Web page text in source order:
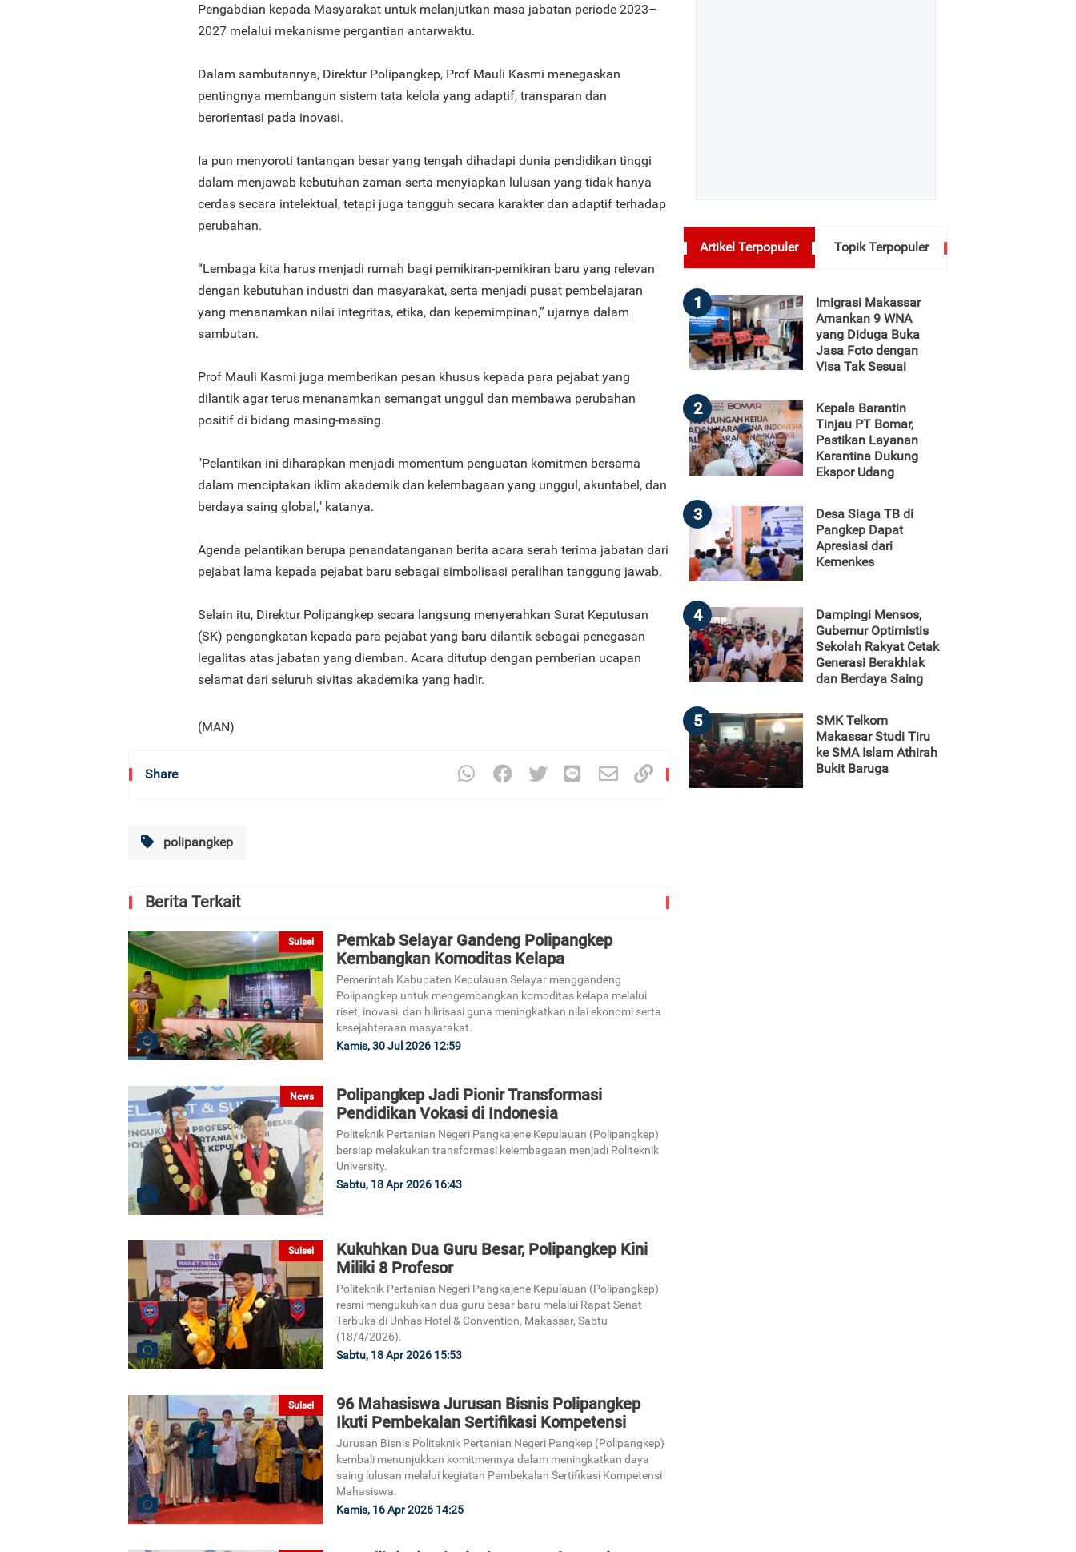
Pengabdian kepada Masyarakat untuk melanjutkan masa jabatan periode 2023–
2027 melalui mekanisme pergantian antarwaktu.
Dalam sambutannya, Direktur Polipangkep, Prof Mauli Kasmi menegaskan
pentingnya membangun sistem tata kelola yang adaptif, transparan dan
berorientasi pada inovasi.
Ia pun menyoroti tantangan besar yang tengah dihadapi dunia pendidikan tinggi
dalam menjawab kebutuhan zaman serta menyiapkan lulusan yang tidak hanya
cerdas secara intelektual, tetapi juga tangguh secara karakter dan adaptif terhadap
perubahan.
“Lembaga kita harus menjadi rumah bagi pemikiran-pemikiran baru yang relevan
dengan kebutuhan industri dan masyarakat, serta menjadi pusat pembelajaran
yang menanamkan nilai integritas, etika, dan kepemimpinan,” ujarnya dalam
sambutan.
Prof Mauli Kasmi juga memberikan pesan khusus kepada para pejabat yang
dilantik agar terus menanamkan semangat unggul dan membawa perubahan
positif di bidang masing-masing.
"Pelantikan ini diharapkan menjadi momentum penguatan komitmen bersama
dalam menciptakan iklim akademik dan kelembagaan yang unggul, akuntabel, dan
berdaya saing global," katanya.
Agenda pelantikan berupa penandatanganan berita acara serah terima jabatan dari
pejabat lama kepada pejabat baru sebagai simbolisasi peralihan tanggung jawab.
Selain itu, Direktur Polipangkep secara langsung menyerahkan Surat Keputusan
(SK) pengangkatan kepada para pejabat yang baru dilantik sebagai penegasan
legalitas atas jabatan yang diemban. Acara ditutup dengan pemberian ucapan
selamat dari seluruh sivitas akademika yang hadir.
(MAN)
Share
polipangkep
Berita Terkait
Sulsel
Pemkab Selayar Gandeng Polipangkep
Kembangkan Komoditas Kelapa
Pemerintah Kabupaten Kepulauan Selayar menggandeng
Polipangkep untuk mengembangkan komoditas kelapa melalui
riset, inovasi, dan hilirisasi guna meningkatkan nilai ekonomi serta
kesejahteraan masyarakat.
Kamis, 30 Jul 2026 12:59
News
Polipangkep Jadi Pionir Transformasi
Pendidikan Vokasi di Indonesia
Politeknik Pertanian Negeri Pangkajene Kepulauan (Polipangkep)
bersiap melakukan transformasi kelembagaan menjadi Politeknik
University.
Sabtu, 18 Apr 2026 16:43
Sulsel
Kukuhkan Dua Guru Besar, Polipangkep Kini
Miliki 8 Profesor
Politeknik Pertanian Negeri Pangkajene Kepulauan (Polipangkep)
resmi mengukuhkan dua guru besar baru melalui Rapat Senat
Terbuka di Unhas Hotel & Convention, Makassar, Sabtu
(18/4/2026).
Sabtu, 18 Apr 2026 15:53
Sulsel
96 Mahasiswa Jurusan Bisnis Polipangkep
Ikuti Pembekalan Sertifikasi Kompetensi
Jurusan Bisnis Politeknik Pertanian Negeri Pangkep (Polipangkep)
kembali menunjukkan komitmennya dalam meningkatkan daya
saing lulusan melalui kegiatan Pembekalan Sertifikasi Kompetensi
Mahasiswa.
Kamis, 16 Apr 2026 14:25
Artikel Terpopuler Topik Terpopuler
1
Imigrasi Makassar
Amankan 9 WNA
yang Diduga Buka
Jasa Foto dengan
Visa Tak Sesuai
2
Kepala Barantin
Tinjau PT Bomar,
Pastikan Layanan
Karantina Dukung
Ekspor Udang
3
Desa Siaga TB di
Pangkep Dapat
Apresiasi dari
Kemenkes
4
Dampingi Mensos,
Gubernur Optimistis
Sekolah Rakyat Cetak
Generasi Berakhlak
dan Berdaya Saing
5
SMK Telkom
Makassar Studi Tiru
ke SMA Islam Athirah
Bukit Baruga